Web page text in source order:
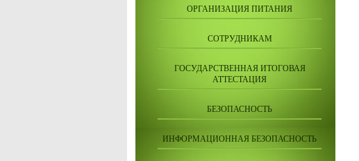
ОРГАНИЗАЦИЯ ПИТАНИЯ
СОТРУДНИКАМ
ГОСУДАРСТВЕННАЯ ИТОГОВАЯ
АТТЕСТАЦИЯ
БЕЗОПАСНОСТЬ
ИНФОРМАЦИОННАЯ БЕЗОПАСНОСТЬ